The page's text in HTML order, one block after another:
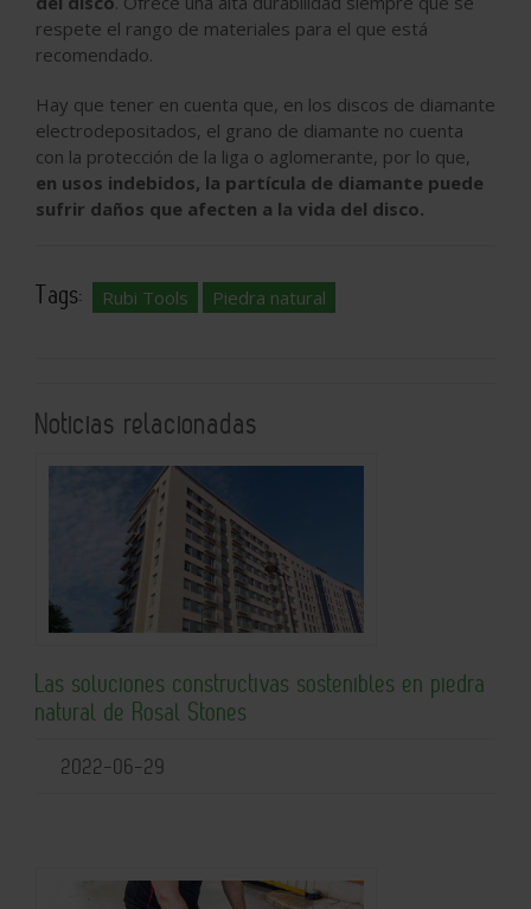
respete el rango de materiales para el que está
recomendado.
Hay que tener en cuenta que, en los discos de diamante
electrodepositados, el grano de diamante no cuenta
con la protección de la liga o aglomerante, por lo que,
en usos indebidos, la partícula de diamante puede
sufrir daños que afecten a la vida del disco.
Tags: Rubi Tools Piedra natural
Noticias relacionadas
Las soluciones constructivas sostenibles en piedra
natural de Rosal Stones
2022-06-29